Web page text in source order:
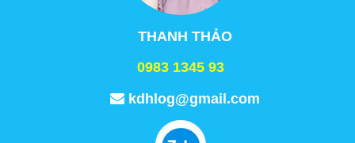
THANH THẢO
0983 1345 93
kdhlog@gmail.com